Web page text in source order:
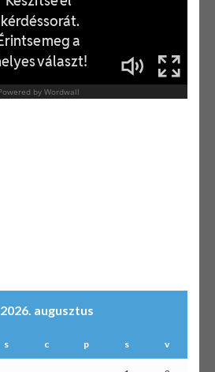
2026. augusztus
s c p s v